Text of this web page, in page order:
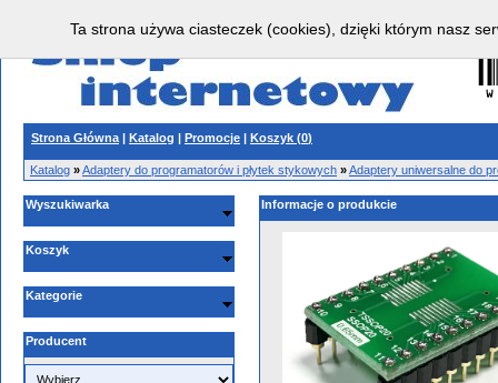
Strona Główna | Katalog | Promocje | Koszyk (0)
Katalog »Adaptery do programatorów i płytek stykowych »Adaptery uniwersalne do
Wyszukiwarka
Koszyk
Kategorie
Producent
Informacje o produkcie
Ta strona używa ciasteczek (cookies), dzięki którym nasz